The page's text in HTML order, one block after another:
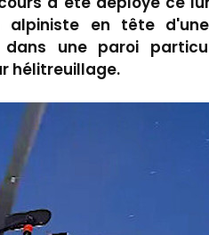
alpiniste en tête
dans une paroi
hélitreuillage.